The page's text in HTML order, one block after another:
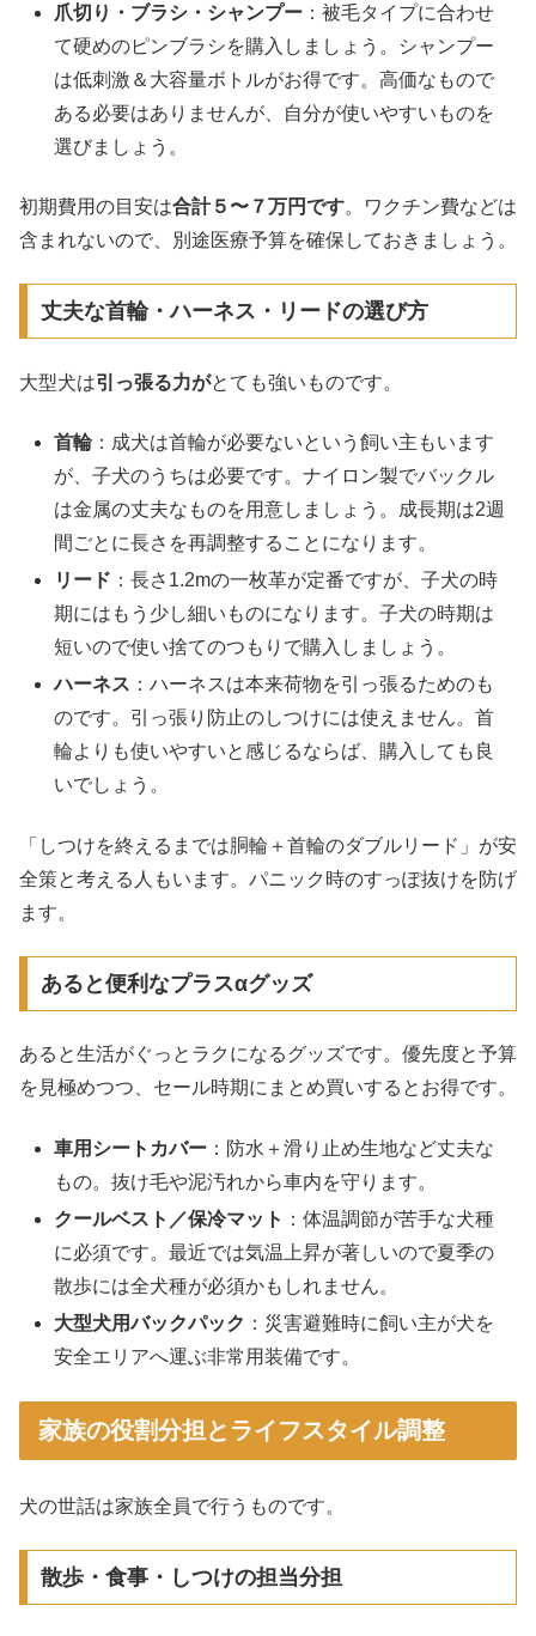
爪切り・ブラシ・シャンプー ：被毛タイプに合わせ
て硬めのピンブラシを購入しましょう。シャンプー
は低刺激＆大容量ボトルがお得です。高価なもので
ある必要はありませんが、自分が使いやすいものを
選びましょう。
初期費用の目安は合計５〜７万円です。ワクチン費などは
含まれないので、別途医療予算を確保しておきましょう。
丈夫な首輪・ハーネス・リードの選び方
大型犬は引っ張る力がとても強いものです。
首輪：成犬は首輪が必要ないという飼い主もいます
が、子犬のうちは必要です。ナイロン製でバックル
は金属の丈夫なものを用意しましょう。成長期は2週
間ごとに長さを再調整することになります。
リード ：長さ1.2mの一枚革が定番ですが、子犬の時
期にはもう少し細いものになります。子犬の時期は
短いので使い捨てのつもりで購入しましょう。
ハーネス ：ハーネスは本来荷物を引っ張るためのも
のです。引っ張り防止のしつけには使えません。首
輪よりも使いやすいと感じるならば、購入しても良
いでしょう。
「しつけを終えるまでは胴輪＋首輪のダブルリード」が安
全策と考える人もいます。パニック時のすっぽ抜けを防げ
ます。
あると便利なプラスαグッズ
あると生活がぐっとラクになるグッズです。優先度と予算
を見極めつつ、セール時期にまとめ買いするとお得です。
車用シートカバー ：防水＋滑り止め生地など丈夫な
もの。抜け毛や泥汚れから車内を守ります。
クールベスト／保冷マット ：体温調節が苦手な犬種
に必須です。最近では気温上昇が著しいので夏季の
散歩には全犬種が必須かもしれません。
大型犬用バックパック ：災害避難時に飼い主が犬を
安全エリアへ運ぶ非常用装備です。
家族の役割分担とライフスタイル調整
犬の世話は家族全員で行うものです。
散歩・食事・しつけの担当分担